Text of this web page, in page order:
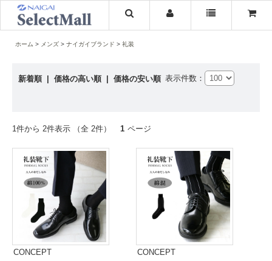
ホーム メンズ ナイガイブランド 礼装
新着順 価格の高い順 価格の安い順 表示件数：
1件から 2件表示 （全 2件） 1 ページ
CONCEPT
CONCEPT